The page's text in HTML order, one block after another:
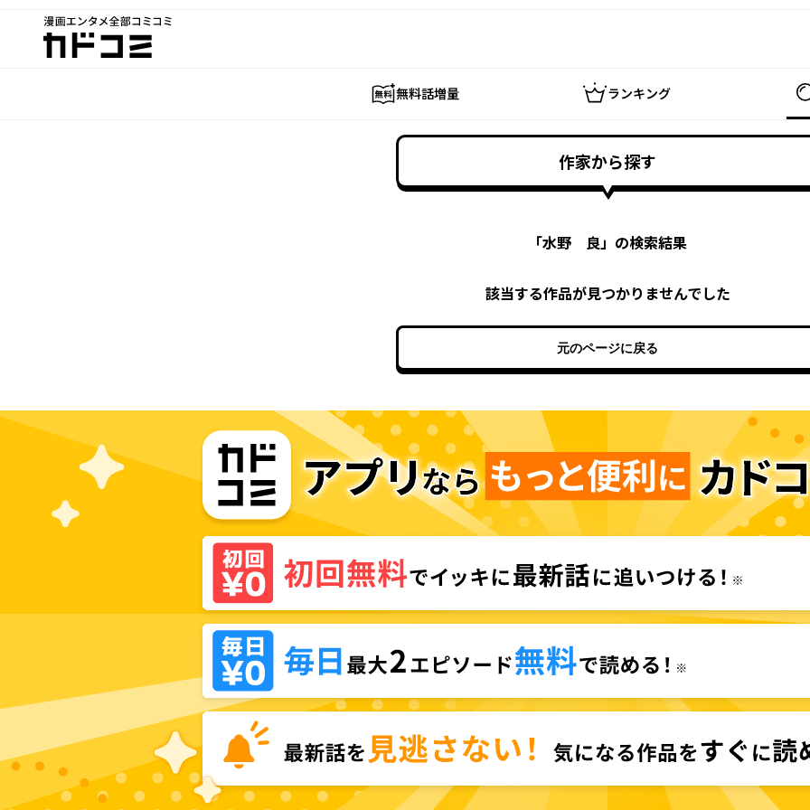
漫画エンタメ全部コミコミ
カドコミ
無料話増量 ランキング
作家から探す
「水野 良」の検索結果
該当する作品が見つかりませんでした
元のページに戻る